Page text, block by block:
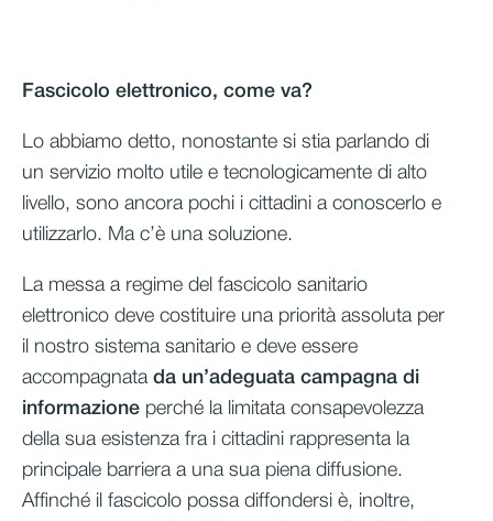
Fascicolo elettronico, come va?
Lo abbiamo detto, nonostante si stia parlando di
un servizio molto utile e tecnologicamente di alto
livello, sono ancora pochi i cittadini a conoscerlo e
utilizzarlo. Ma c’è una soluzione.
La messa a regime del fascicolo sanitario
elettronico deve costituire una priorità assoluta per
il nostro sistema sanitario e deve essere
accompagnata da un’adeguata campagna di
informazione perché la limitata consapevolezza
della sua esistenza fra i cittadini rappresenta la
principale barriera a una sua piena diffusione.
Affinché il fascicolo possa diffondersi è, inoltre,